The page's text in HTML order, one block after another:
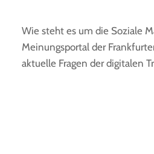
Wie steht es um die Soziale
Meinungsportal der
aktuelle Fragen der digitalen